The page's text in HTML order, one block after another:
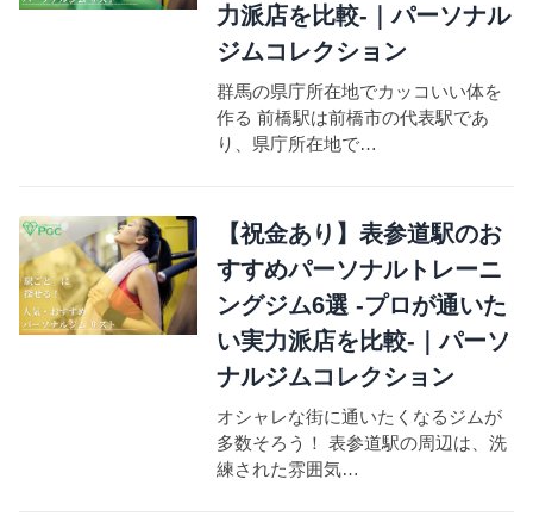
力派店を比較-｜パーソナル
ジムコレクション
群馬の県庁所在地でカッコいい体を
作る 前橋駅は前橋市の代表駅であ
り、県庁所在地で…
【祝金あり】表参道駅のお
すすめパーソナルトレーニ
ングジム6選 -プロが通いた
い実力派店を比較-｜パーソ
ナルジムコレクション
オシャレな街に通いたくなるジムが
多数そろう！ 表参道駅の周辺は、洗
練された雰囲気…